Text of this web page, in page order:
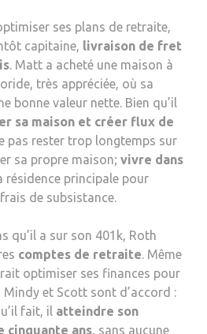
ses plans de retraite,
capitaine, livraison de fret
. Matt a acheté une maison à
très appréciée, où sa
bonne valeur nette. Bien qu’il
sa maison et créer flux de
pas rester trop longtemps sur
sa propre maison; vivre dans
résidence principale pour
de subsistance.
qu’il a sur son 401k, Roth
comptes de retraite. Même
optimiser ses finances pour
et Scott sont d’accord :
fait, il atteindre son
ans, sans aucune